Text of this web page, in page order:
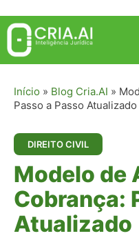
Pular
para
conteúdo
Início » Blog Cria.AI »
Passo a Passo Atualizado
DIREITO CIVIL
Modelo de
Cobrança:
Atualizado